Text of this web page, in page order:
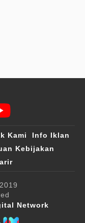
Kami
Info Iklan
Kebijakan
Network